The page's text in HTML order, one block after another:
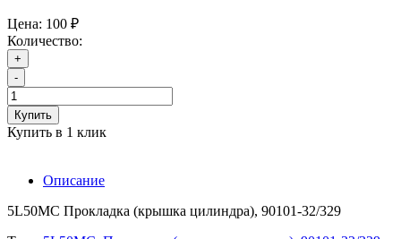
Цена: 100 ₽
Количество:
+
-
Купить
Купить в 1 клик
Описание
5L50MC Прокладка (крышка цилиндра), 90101-32/329